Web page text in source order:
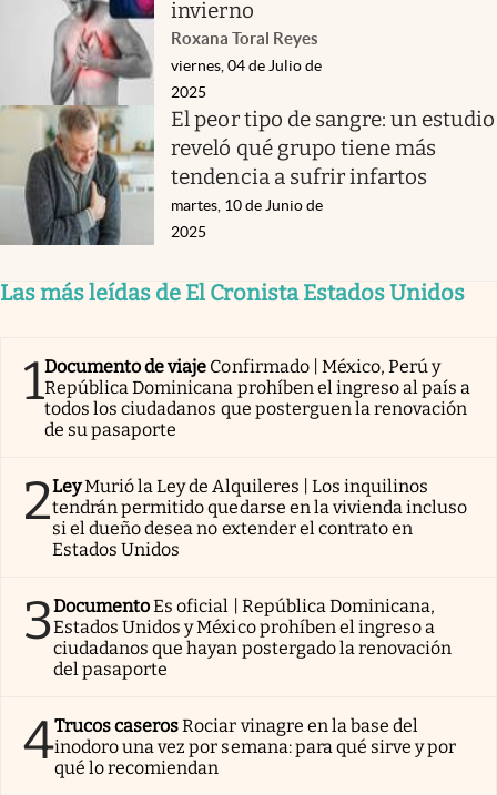
invierno
Roxana Toral Reyes
viernes, 04 de Julio de
2025
El peor tipo de sangre: un estudio
reveló qué grupo tiene más
tendencia a sufrir infartos
martes, 10 de Junio de
2025
Las más leídas de El Cronista Estados Unidos
1Documento de viaje Confirmado | México, Perú y
República Dominicana prohíben el ingreso al país a
todos los ciudadanos que posterguen la renovación
de su pasaporte
2LeyMurió la Ley de Alquileres | Los inquilinos
tendrán permitido quedarse en la vivienda incluso
si el dueño desea no extender el contrato en
Estados Unidos
3DocumentoEs oficial | República Dominicana,
Estados Unidos y México prohíben el ingreso a
ciudadanos que hayan postergado la renovación
del pasaporte
4Trucos caserosRociar vinagre en la base del
inodoro una vez por semana: para qué sirve y por
qué lo recomiendan